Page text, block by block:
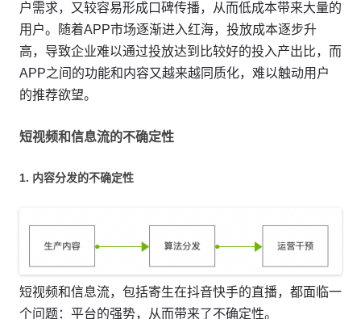
户需求，又较容易形成口碑传播，从而低成本带来大量的
用户。随着APP市场逐渐进入红海，投放成本逐步升
高，导致企业难以通过投放达到比较好的投入产出比，而
APP之间的功能和内容又越来越同质化，难以触动用户
的推荐欲望。
短视频和信息流的不确定性
1. 内容分发的不确定性
短视频和信息流，包括寄生在抖音快手的直播，都面临一
个问题：平台的强势，从而带来了不确定性。